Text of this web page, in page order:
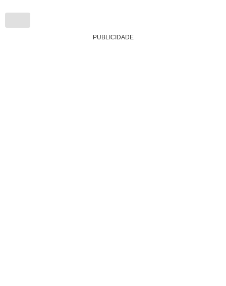
PUBLICIDADE